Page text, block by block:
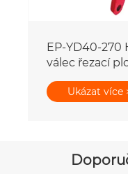
EP-YD40-270
válec řezací
Ukázat více